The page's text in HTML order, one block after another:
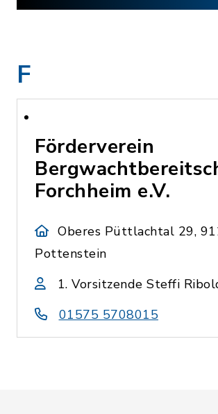
F
Förderverein
Forchheim e.V.
Oberes Püttlachtal 29,
Pottenstein
1. Vorsitzende Steffi
01575 5708015